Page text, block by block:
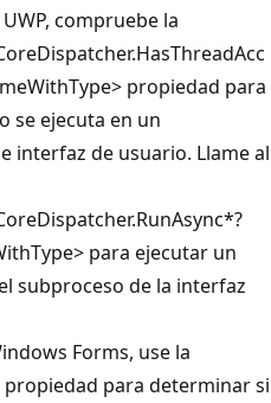
compruebe la
propiedad para
se ejecuta en un
interfaz de usuario. Llame al
para ejecutar un
subproceso de la interfaz
Forms, use la
propiedad para determinar si